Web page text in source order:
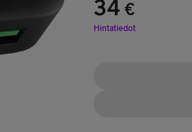
34 €
Hinta 34 €
Hintatiedot